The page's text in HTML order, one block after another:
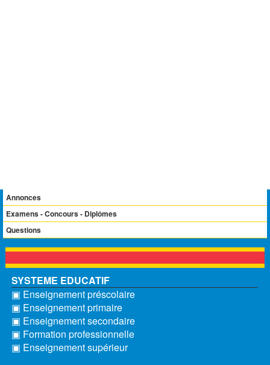
Annonces
Examens - Concours - Diplômes
Questions
SYSTEME EDUCATIF
▣ Enseignement préscolaire
▣ Enseignement primaire
▣ Enseignement secondaire
▣ Formation professionnelle
▣ Enseignement supérieur